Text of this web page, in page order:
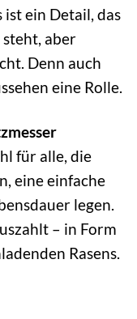
ein Detail, das
aber
Denn auch
eine Rolle.
für alle, die
eine einfache
legen.
– in Form
Rasens.